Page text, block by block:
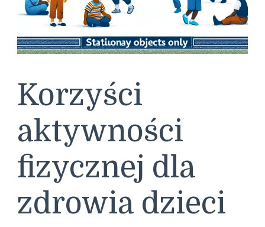
Korzyści
aktywności
fizycznej dla
zdrowia dzieci